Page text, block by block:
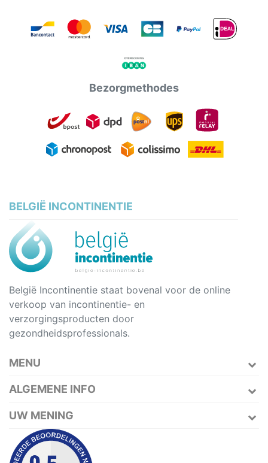
Bezorgmethodes
BELGIË INCONTINENTIE
België Incontinentie staat bovenal voor de online
verkoop van incontinentie- en
verzorgingsproducten door
gezondheidsprofessionals.
MENU
ALGEMENE INFO
UW MENING